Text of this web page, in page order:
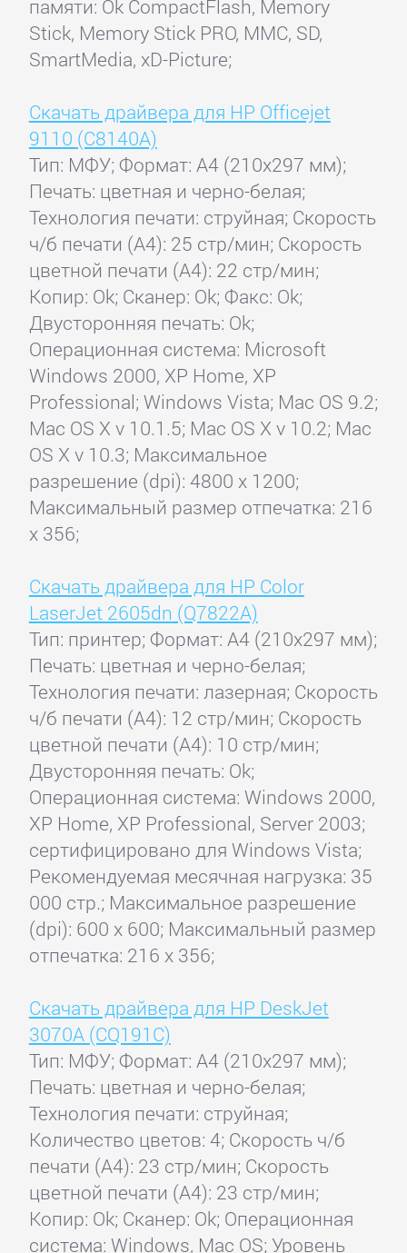
памяти: Ok CompactFlash, Memory
Stick, Memory Stick PRO, MMC, SD,
SmartMedia, xD-Picture;
Скачать драйвера для HP Officejet
9110 (C8140A)
Тип: МФУ; Формат: A4 (210x297 мм);
Печать: цветная и черно-белая;
Технология печати: струйная; Скорость
ч/б печати (А4): 25 стр/мин; Скорость
цветной печати (А4): 22 стр/мин;
Копир: Ok; Сканер: Ok; Факс: Ok;
Двусторонняя печать: Ok;
Операционная система: Microsoft
Windows 2000, XP Home, XP
Professional; Windows Vista; Mac OS 9.2;
Mac OS X v 10.1.5; Mac OS X v 10.2; Mac
OS X v 10.3; Максимальное
разрешение (dpi): 4800 x 1200;
Максимальный размер отпечатка: 216
x 356;
Скачать драйвера для HP Color
LaserJet 2605dn (Q7822A)
Тип: принтер; Формат: A4 (210x297 мм);
Печать: цветная и черно-белая;
Технология печати: лазерная; Скорость
ч/б печати (А4): 12 стр/мин; Скорость
цветной печати (А4): 10 стр/мин;
Двусторонняя печать: Ok;
Операционная система: Windows 2000,
XP Home, XP Professional, Server 2003;
сертифицировано для Windows Vista;
Рекомендуемая месячная нагрузка: 35
000 стр.; Максимальное разрешение
(dpi): 600 x 600; Максимальный размер
отпечатка: 216 x 356;
Скачать драйвера для HP DeskJet
3070A (CQ191C)
Тип: МФУ; Формат: A4 (210x297 мм);
Печать: цветная и черно-белая;
Технология печати: струйная;
Количество цветов: 4; Скорость ч/б
печати (А4): 23 стр/мин; Скорость
цветной печати (А4): 23 стр/мин;
Копир: Ok; Сканер: Ok; Операционная
система: Windows, Mac OS; Уровень